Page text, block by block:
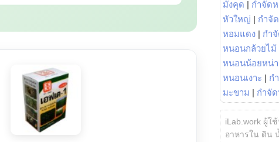
มังคุด | กำจัด
หัวใหญ่ | กำจั
หอมแดง | กำ
หนอนกล้วยไม้
หนอนน้อยหน่า
หนอนเงาะ | ก
มะขาม | กำจั
iLab.work ผู้ใ
อาหารใน ดิน